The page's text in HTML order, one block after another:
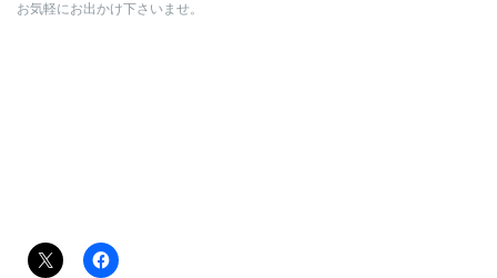
お気軽にお出かけ下さいませ。